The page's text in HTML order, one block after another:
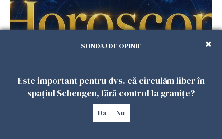
Horoscop 27 iulie. Lunea care schimbă ritmul
săptămânii. Universul deschide uși
SONDAJ DE OPINIE
Este important pentru dvs. că circulăm liber în
spațiul Schengen, fără control la granițe?
Da Nu